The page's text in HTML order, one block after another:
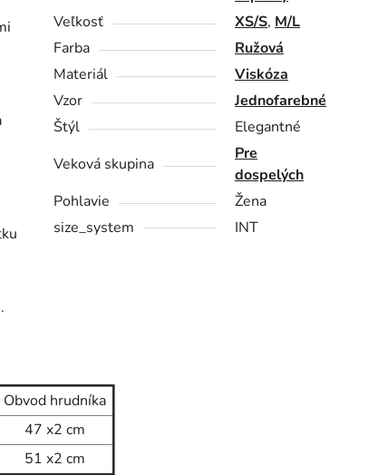
Obvod hrudníka
47 x2 cm
51 x2 cm
Veľkosť
XS/S, M/L
Farba
Ružová
Materiál
Viskóza
Vzor
Jednofarebné
Štýl
Elegantné
Veková skupina
Pre
dospelých
Pohlavie
Žena
size_system
INT